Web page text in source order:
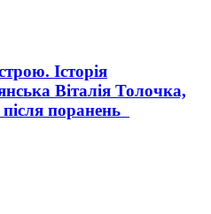
Історія
Віталія Толочка,
поранень